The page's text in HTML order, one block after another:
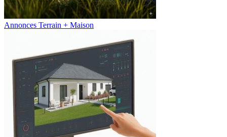
Annonces Terrain + Maison